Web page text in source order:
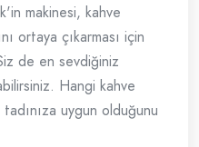
makinesi, kahve
ortaya çıkarması için
de en sevdiğiniz
Hangi kahve
uygun olduğunu